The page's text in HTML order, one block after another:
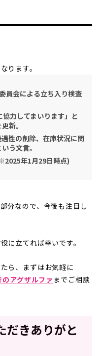
ります。
員会による立ち入り検査
力してまいります」と
新。
性の削除、在庫状況に関
う文言。
年1月29日時点)
分なので、今後も注目し
に立てれば幸いです。
ら、まずはお気軽に
アグザルファまでご相談
だきありがと